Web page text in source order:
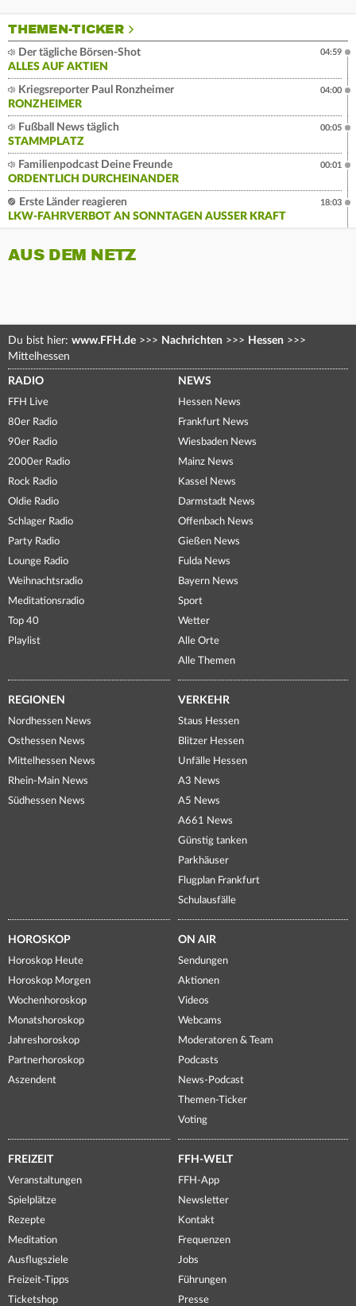
THEMEN-TICKER
Der tägliche Börsen-Shot
ALLES AUF AKTIEN
04:59
Kriegsreporter Paul Ronzheimer
RONZHEIMER
04:00
Fußball News täglich
STAMMPLATZ
00:05
Familienpodcast Deine Freunde
ORDENTLICH DURCHEINANDER
00:01
Erste Länder reagieren
LKW-FAHRVERBOT AN SONNTAGEN AUSSER KRAFT
18:03
AUS DEM NETZ
Du bist hier: www.FFH.de >>> Nachrichten >>> Hessen >>>
Mittelhessen
RADIO
FFH Live
80er Radio
90er Radio
2000er Radio
Rock Radio
Oldie Radio
Schlager Radio
Party Radio
Lounge Radio
Weihnachtsradio
Meditationsradio
Top 40
Playlist
NEWS
Hessen News
Frankfurt News
Wiesbaden News
Mainz News
Kassel News
Darmstadt News
Offenbach News
Gießen News
Fulda News
Bayern News
Sport
Wetter
Alle Orte
Alle Themen
REGIONEN
Nordhessen News
Osthessen News
Mittelhessen News
Rhein-Main News
Südhessen News
VERKEHR
Staus Hessen
Blitzer Hessen
Unfälle Hessen
A3 News
A5 News
A661 News
Günstig tanken
Parkhäuser
Flugplan Frankfurt
Schulausfälle
HOROSKOP
Horoskop Heute
Horoskop Morgen
Wochenhoroskop
Monatshoroskop
Jahreshoroskop
Partnerhoroskop
Aszendent
ON AIR
Sendungen
Aktionen
Videos
Webcams
Moderatoren & Team
Podcasts
News-Podcast
Themen-Ticker
Voting
FREIZEIT
Veranstaltungen
Spielplätze
Rezepte
Meditation
Ausflugsziele
Freizeit-Tipps
Ticketshop
FFH-WELT
FFH-App
Newsletter
Kontakt
Frequenzen
Jobs
Führungen
Presse